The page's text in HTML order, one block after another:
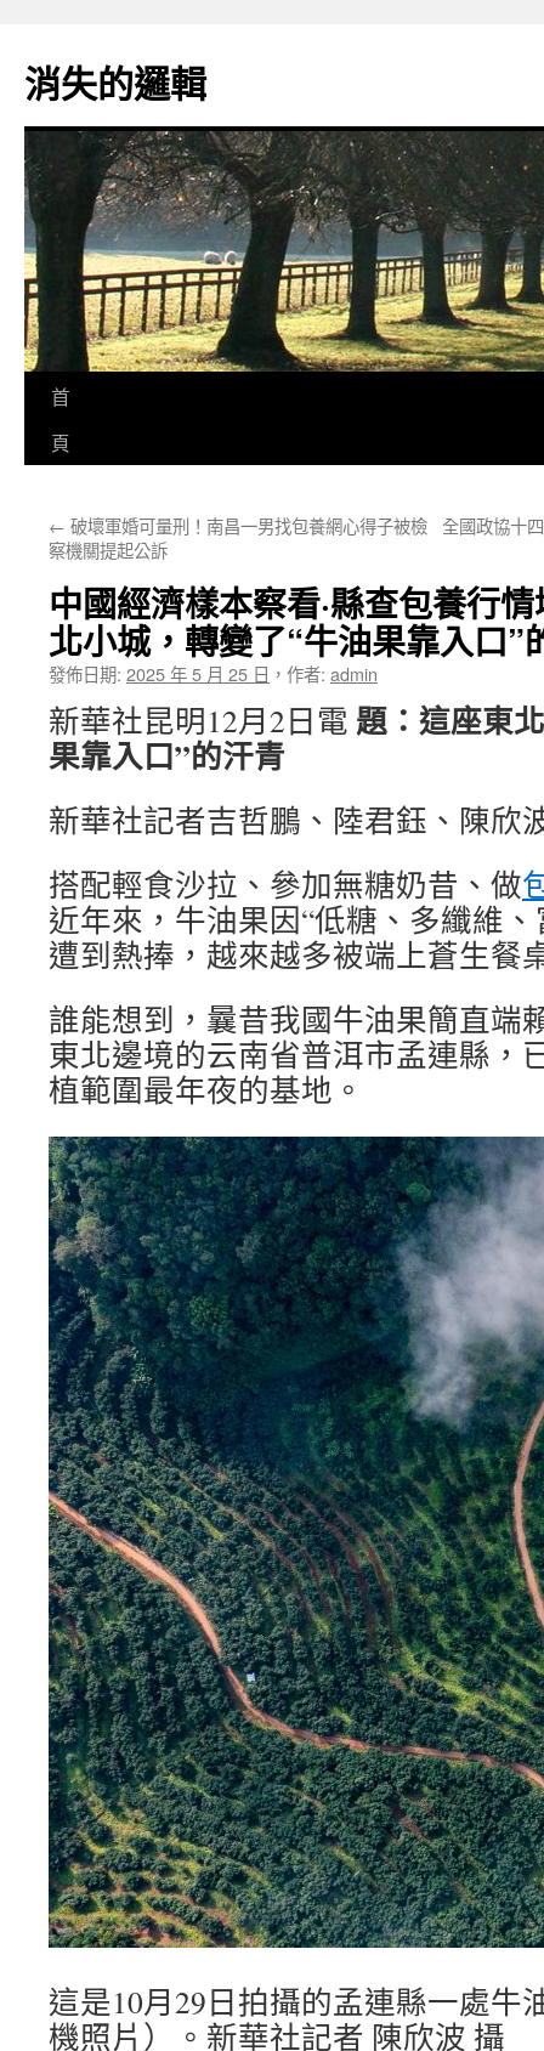
主
要
消失的邏輯
首
頁
← 破壞軍婚可量刑！南昌一男找包養網心得子被檢
察機關提起公訴
全國政協十
中國經濟樣本察看·縣查包養行
北小城，轉變了“牛油果靠入口”
發佈日期: 2025 年 5 月 25 日 ， 作者: admin
新華社昆明12月2日電 題：這座東
果靠入口”的汗青
新華社記者吉哲鵬、陸君鈺、陳欣
搭配輕食沙拉、參加無糖奶昔、做
近年來，牛油果因“低糖、多纖維
遭到熱捧，越來越多被端上蒼生餐
誰能想到，曩昔我國牛油果簡直端
東北邊境的云南省普洱市孟連縣，
植範圍最年夜的基地。
這是10月29日拍攝的孟連縣一處牛
機照片）。新華社記者 陳欣波 攝